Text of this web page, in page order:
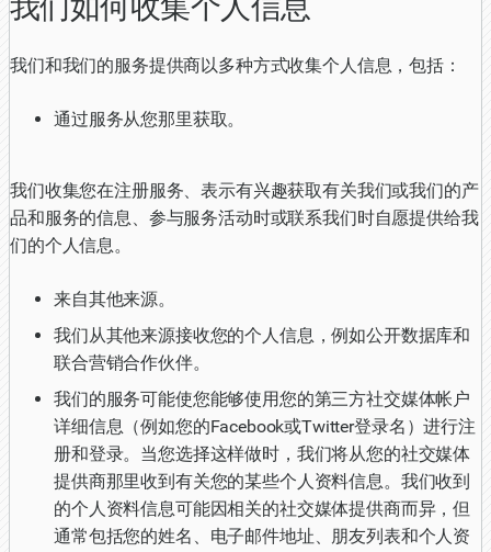
我们和我们的服务提供商以多种方式收集个人信息，包括：
通过服务从您那里获取。
我们收集您在注册服务、表示有兴趣获取有关我们或我们的产
品和服务的信息、参与服务活动时或联系我们时自愿提供给我
们的个人信息。
来自其他来源。
我们从其他来源接收您的个人信息，例如公开数据库和
联合营销合作伙伴。
我们的服务可能使您能够使用您的第三方社交媒体帐户
详细信息（例如您的Facebook或Twitter登录名）进行注
册和登录。当您选择这样做时，我们将从您的社交媒体
提供商那里收到有关您的某些个人资料信息。我们收到
的个人资料信息可能因相关的社交媒体提供商而异，但
通常包括您的姓名、电子邮件地址、朋友列表和个人资